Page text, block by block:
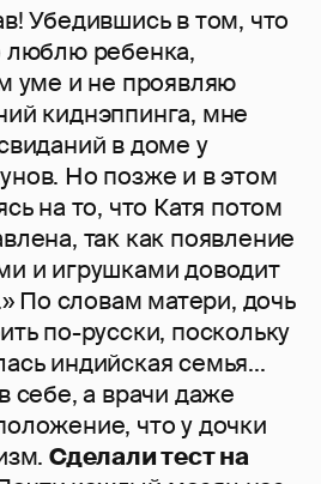
Убедившись в том, что
люблю ребенка,
уме и не проявляю
киднэппинга, мне
в доме у
Но позже и в этом
на то, что Катя потом
так как появление
и игрушками доводит
По словам матери, дочь
по-русски, поскольку
индийская семья...
себе, а врачи даже
что у дочки
Сделали тест на